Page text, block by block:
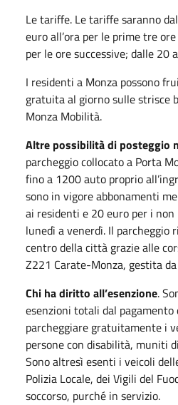
Le tariffe. Le tariffe saranno
euro all’ora per le prime tre
per le ore successive; dalle 20
I residenti a Monza possono
gratuita al giorno sulle strisce
Monza Mobilità.
Altre possibilità di posteggio
parcheggio collocato a Porta
fino a 1200 auto proprio
sono in vigore abbonamenti
ai residenti e 20 euro per i
lunedì a venerdì. Il parcheggio
centro della città grazie alle
Z221 Carate-Monza, gestita
Chi ha diritto all’esenzione.
esenzioni totali dal
parcheggiare gratuitamente i
persone con disabilità, muniti
Sono altresì esenti i veicoli
Polizia Locale, dei Vigili del
soccorso, purché in servizio.